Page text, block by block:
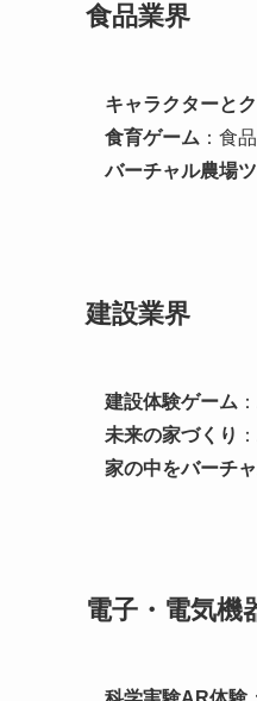
食品業界
キャラクターと
食育ゲーム ：食
バーチャル農場
建設業界
建設体験ゲーム
未来の家づくり
家の中をバーチ
電子・電気機